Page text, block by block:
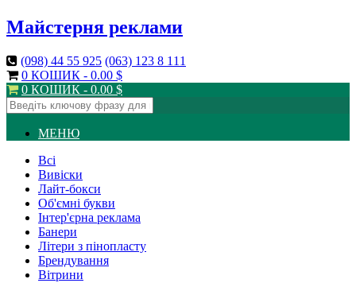
Майстерня реклами
(098) 44 55 925 (063) 123 8 111
0 КОШИК - 0.00 $
0 КОШИК - 0.00 $
МЕНЮ
Всі
Вивіски
Лайт-бокси
Об'ємні букви
Інтер'єрна реклама
Банери
Літери з пінопласту
Брендування
Вітрини